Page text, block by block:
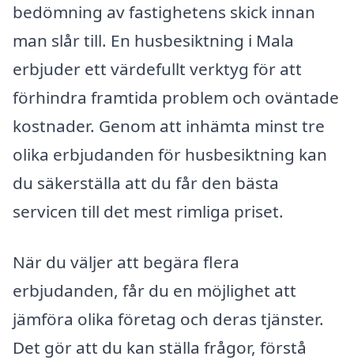
bedömning av fastighetens skick innan
man slår till. En husbesiktning i Mala
erbjuder ett värdefullt verktyg för att
förhindra framtida problem och oväntade
kostnader. Genom att inhämta minst tre
olika erbjudanden för husbesiktning kan
du säkerställa att du får den bästa
servicen till det mest rimliga priset.
När du väljer att begära flera
erbjudanden, får du en möjlighet att
jämföra olika företag och deras tjänster.
Det gör att du kan ställa frågor, förstå